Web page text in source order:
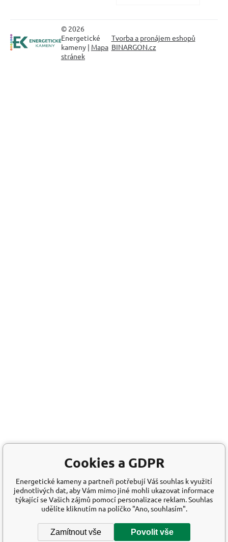
© 2026
Energetické
kameny | Mapa
stránek
Tvorba a pronájem eshopů
BINARGON.cz
Cookies a GDPR
Energetické kameny a partneři potřebují Váš souhlas k využití
jednotlivých dat, aby Vám mimo jiné mohli ukazovat informace
týkající se Vašich zájmů pomocí personalizace reklam. Souhlas
udělíte kliknutím na políčko "Ano, souhlasím".
Zamítnout vše Povolit vše